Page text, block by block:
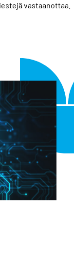
vastaanottaa.